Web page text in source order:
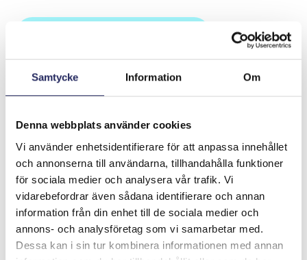
Samtycke Information Om
Denna webbplats använder cookies
Vi använder enhetsidentifierare för att anpassa innehållet
och annonserna till användarna, tillhandahålla funktioner
för sociala medier och analysera vår trafik. Vi
vidarebefordrar även sådana identifierare och annan
information från din enhet till de sociala medier och
annons- och analysföretag som vi samarbetar med.
Dessa kan i sin tur kombinera informationen med annan
Tiimille tehdyt
lahjoitukset
Lahjoita ja liity tähän tiimiin